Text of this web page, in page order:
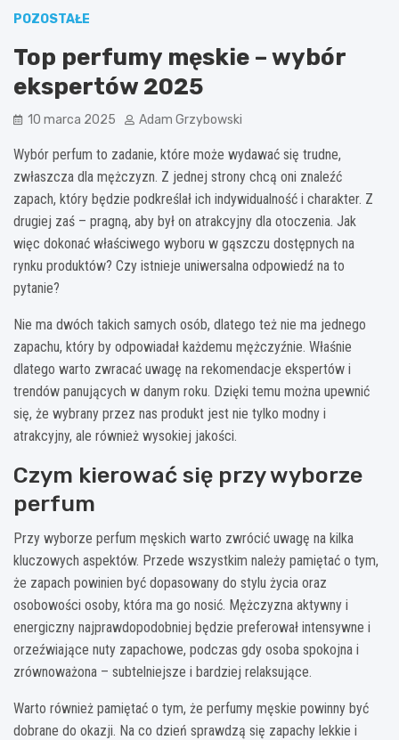
POZOSTAŁE
Top perfumy męskie – wybór
ekspertów 2025
10 marca 2025 Adam Grzybowski
Wybór perfum to zadanie, które może wydawać się trudne,
zwłaszcza dla mężczyzn. Z jednej strony chcą oni znaleźć
zapach, który będzie podkreślał ich indywidualność i charakter. Z
drugiej zaś – pragną, aby był on atrakcyjny dla otoczenia. Jak
więc dokonać właściwego wyboru w gąszczu dostępnych na
rynku produktów? Czy istnieje uniwersalna odpowiedź na to
pytanie?
Nie ma dwóch takich samych osób, dlatego też nie ma jednego
zapachu, który by odpowiadał każdemu mężczyźnie. Właśnie
dlatego warto zwracać uwagę na rekomendacje ekspertów i
trendów panujących w danym roku. Dzięki temu można upewnić
się, że wybrany przez nas produkt jest nie tylko modny i
atrakcyjny, ale również wysokiej jakości.
Czym kierować się przy wyborze
perfum
Przy wyborze perfum męskich warto zwrócić uwagę na kilka
kluczowych aspektów. Przede wszystkim należy pamiętać o tym,
że zapach powinien być dopasowany do stylu życia oraz
osobowości osoby, która ma go nosić. Mężczyzna aktywny i
energiczny najprawdopodobniej będzie preferował intensywne i
orzeźwiające nuty zapachowe, podczas gdy osoba spokojna i
zrównoważona – subtelniejsze i bardziej relaksujące.
Warto również pamiętać o tym, że perfumy męskie powinny być
dobrane do okazji. Na co dzień sprawdzą się zapachy lekkie i